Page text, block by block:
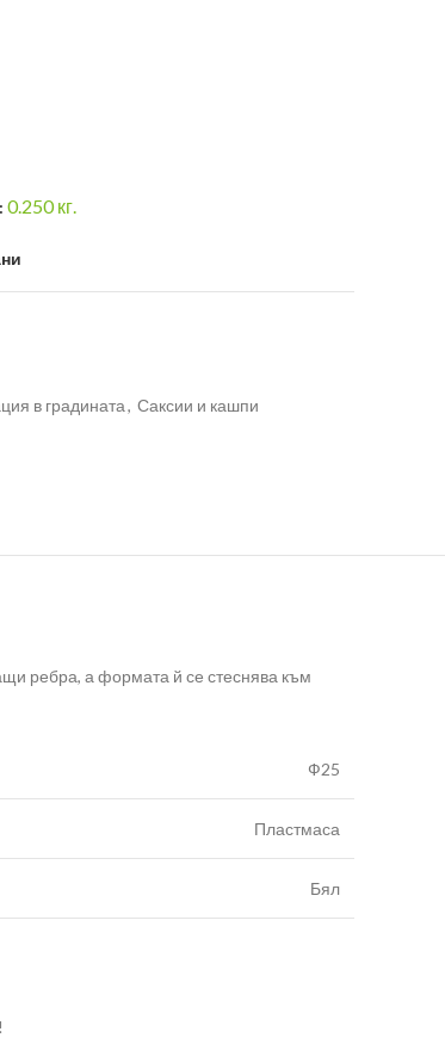
0.250кг.
в градината, Саксии и кашпи
ребра, а формата й се стеснява към
Ф25
Пластмаса
Бял